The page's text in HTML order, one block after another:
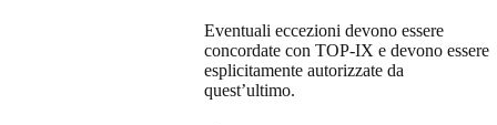
Eventuali eccezioni devono essere
concordate con TOP-IX e devono essere
esplicitamente autorizzate da
quest’ultimo.